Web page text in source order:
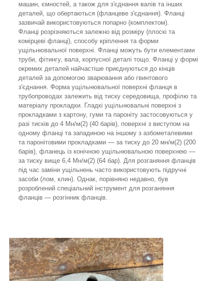
машин, ємностей, а також для з'єднання валів та інших
деталей, що обертаються (фланцеве з'єднання). Фланці
зазвичай використовуються попарно (комплектом).
Фланці розрізняються залежно від розміру (плоскі та
комірцеві фланці), способу кріплення та форми
ущільнювальної поверхні. Фланці можуть бути елементами
труби, фітингу, вала, корпусної деталі тощо. Фланці у формі
окремих деталей найчастіше приєднуються до кінців
деталей за допомогою зварювання або гвинтового
з'єднання. Форма ущільнювальної поверхні фланця в
трубопроводах залежить від тиску середовища, профілю та
матеріалу прокладки. Гладкі ущільнювальні поверхні з
прокладками з картону, гуми та пароніту застосовуються у
разі тисків до 4 Мн/м(2) (40 барів), поверхні з виступом на
одному фланці та западиною на іншому з азбометалевими
та паронітовими прокладками — за тиску до 20 мн/м(2) (200
барів), фланець із конічною ущільнювальною поверхнею —
за тиску вище 6,4 Мн/м(2) (64 бар). Для розганяння фланців
під час заміни ущільнень часто використовують підручні
засоби (лом, клин). Однак, порівняно недавно, був
розроблений спеціальний інструмент для розганяння
фланців — розгінник фланців.